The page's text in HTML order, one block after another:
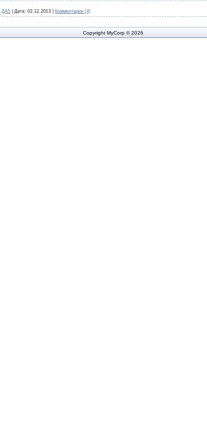
ДА5 Дата: 02.12.2013 Комментарии (4)
Copyright MyCorp © 2026